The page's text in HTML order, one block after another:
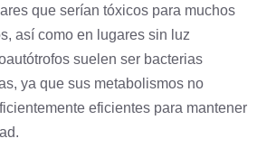
que serían tóxicos para muchos
así como en lugares sin luz
suelen ser bacterias
, ya que sus metabolismos no
eficientes para mantener